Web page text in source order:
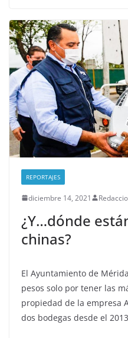
REPORTAJES
diciembre 14, 2021
¿Y…dónde
chinas?
El Ayuntamiento de
pesos solo por tener las
propiedad de la empresa
dos bodegas desde el